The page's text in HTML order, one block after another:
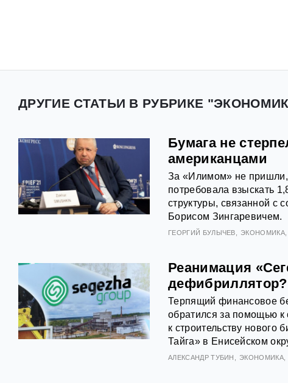
ДРУГИЕ СТАТЬИ В РУБРИКЕ
Бумага не
американцами
За «Илимом» не пришли,
потребовала взыскать
структуры, связанной
Борисом Зингаревичем.
ГЕОРГИЙ БУЛЫЧЕВ ЭКОНОМИКА
Реанимация
дефибриллятор?
Терпящий финансовое
обратился за помощью к
к строительству нового
Тайга» в Енисейском
АЛЕКСАНДР ТУБИН ЭКОНОМИКА